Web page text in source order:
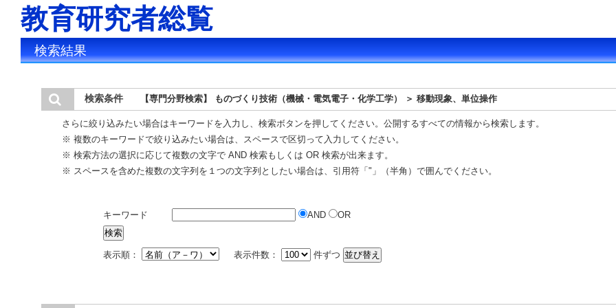
教育研究者総覧
検索結果
検索条件 【専門分野検索】 ものづくり技術（機械・電気電子・化学工学） ＞ 移動現象、単位操作
さらに絞り込みたい場合はキーワードを入力し、検索ボタンを押してください。公開するすべての情報から検索します。
※ 複数のキーワードで絞り込みたい場合は、スペースで区切って入力してください。
※ 検索方法の選択に応じて複数の文字で AND 検索もしくは OR 検索が出来ます。
※ スペースを含めた複数の文字列を１つの文字列としたい場合は、引用符「"」（半角）で囲んでください。
キーワード AND OR
表示順： 表示件数： 件ずつ